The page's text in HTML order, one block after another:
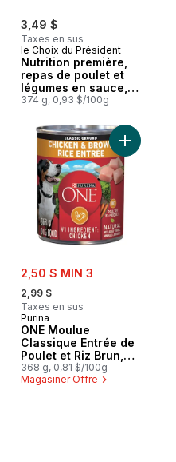
3,49 $
Taxes en sus
le Choix du Président
Nutrition première,
repas de poulet et
légumes en sauce,
nourriture de qualité
chiens
374 g, 0,93 $/100g
première, repas de
sale:
2,50 $ MIN 3
, formerly:
2,99 $
Taxes en sus
Purina
ONE Moulue
Classique Entrée de
Poulet et Riz Brun,
Nourriture Humide
pour Chiens 368 g
368 g, 0,81 $/100g
Magasiner Offre
Ajouter
Véritable Instinct Moulue